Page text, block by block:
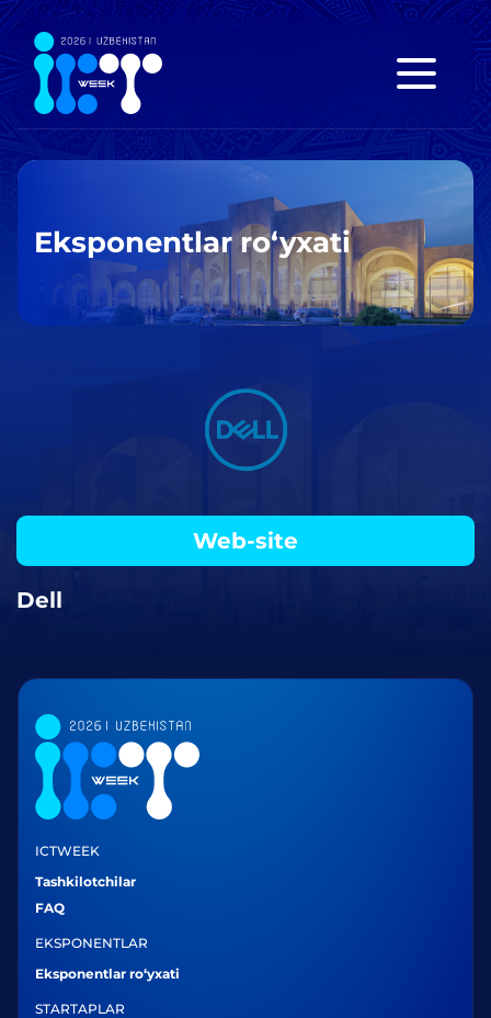
Eksponentlar ro‘yxati
Web-site
Dell
ICTWEEK
Tashkilotchilar
FAQ
EKSPONENTLAR
Eksponentlar ro‘yxati
STARTAPLAR